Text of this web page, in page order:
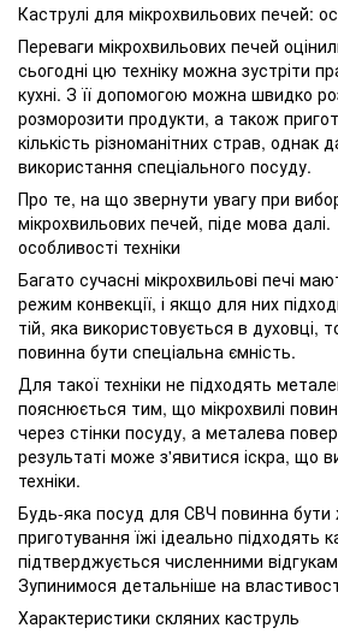
Каструлі для мікрохвильових печей:
Переваги мікрохвильових печей
сьогодні цю техніку можна зустріти
кухні. З її допомогою можна швидко
розморозити продукти, а також
кількість різноманітних страв, однак
використання спеціального посуду.
Про те, на що звернути увагу при
мікрохвильових печей, піде мова далі.
особливості техніки
Багато сучасні мікрохвильові печі
режим конвекції, і якщо для них
тій, яка використовується в духовці,
повинна бути спеціальна ємність.
Для такої техніки не підходять
пояснюється тим, що мікрохвилі
через стінки посуду, а металева
результаті може з'явитися іскра, що
техніки.
Будь-яка посуд для СВЧ повинна бути
приготування їжі ідеально підходять
підтверджується численними
Зупинимося детальніше на
Характеристики скляних каструль